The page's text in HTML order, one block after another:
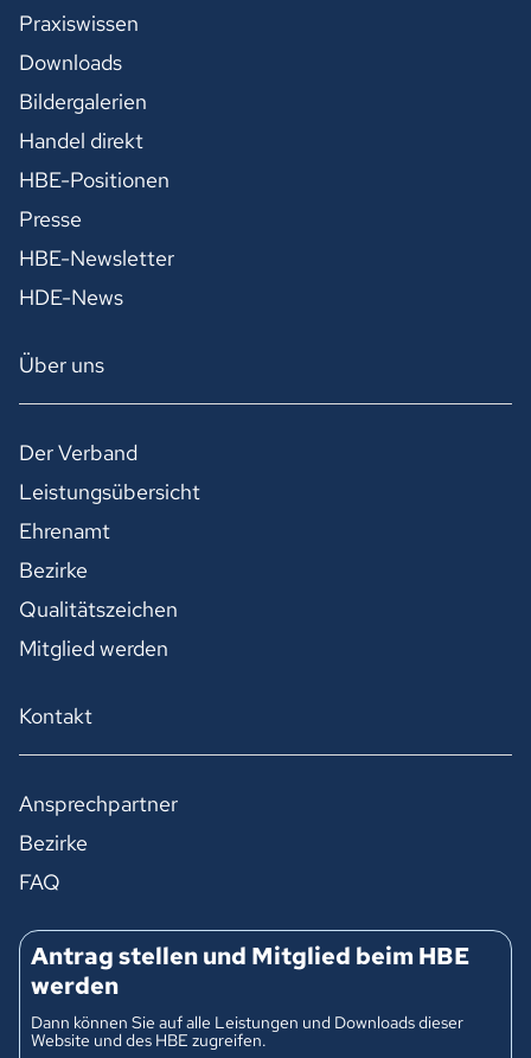
Praxiswissen
Downloads
Bildergalerien
Handel direkt
HBE-Positionen
Presse
HBE-Newsletter
HDE-News
Über uns
Der Verband
Leistungsübersicht
Ehrenamt
Bezirke
Qualitätszeichen
Mitglied werden
Kontakt
Ansprechpartner
Bezirke
FAQ
Antrag stellen und Mitglied beim HBE
werden
Dann können Sie auf alle Leistungen und Downloads dieser
Website und des HBE zugreifen.